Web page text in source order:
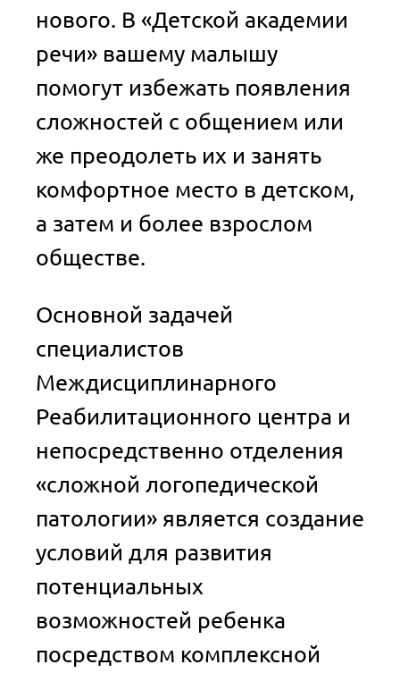
нового. В «Детской академии
речи» вашему малышу
помогут избежать появления
сложностей с общением или
же преодолеть их и занять
комфортное место в детском,
а затем и более взрослом
обществе.
Основной задачей
специалистов
Междисциплинарного
Реабилитационного центра и
непосредственно отделения
«сложной логопедической
патологии» является создание
условий для развития
потенциальных
возможностей ребенка
посредством комплексной